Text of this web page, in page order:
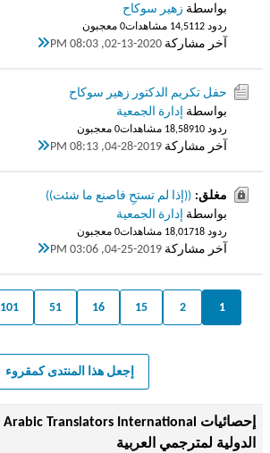
بواسطة زهير سوكاح
ردود 2 14,511 مشاهدات 0 معجبون
آخر مشاركة 02-13-2020, 08:03 PM
حفل تكريم الدكتور زهير سوكاح
بواسطة إدارة الجمعية
ردود 10 18,589 مشاهدات 0 معجبون
آخر مشاركة 04-28-2019, 08:13 PM
مغلق: ((إذا لم تستحِ فاصنع ما شئت))
بواسطة إدارة الجمعية
ردود 18 18,017 مشاهدات 0 معجبون
آخر مشاركة 04-25-2019, 03:06 PM
1
2
15
16
51
101
إجعل هذا المنتدى كمقروء
الدولية لمترجمي العربية